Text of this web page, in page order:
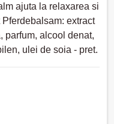
ajuta la relaxarea si
extract
parfum, alcool denat,
ulei de soia - pret.